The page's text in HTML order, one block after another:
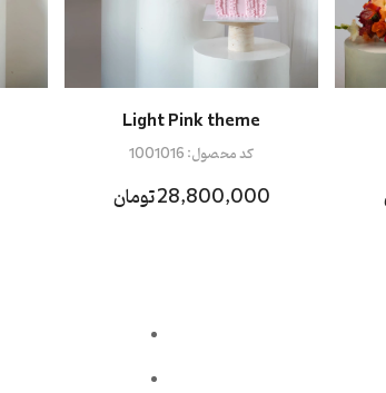
Light Pink theme
28,800,000 تومان
کد محصول:1001016